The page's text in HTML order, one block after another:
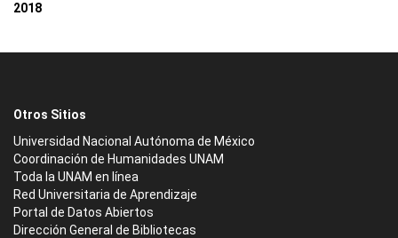
2018
Otros Sitios
Universidad Nacional Autónoma de México
Coordinación de Humanidades UNAM
Toda la UNAM en línea
Red Universitaria de Aprendizaje
Portal de Datos Abiertos
Dirección General de Bibliotecas